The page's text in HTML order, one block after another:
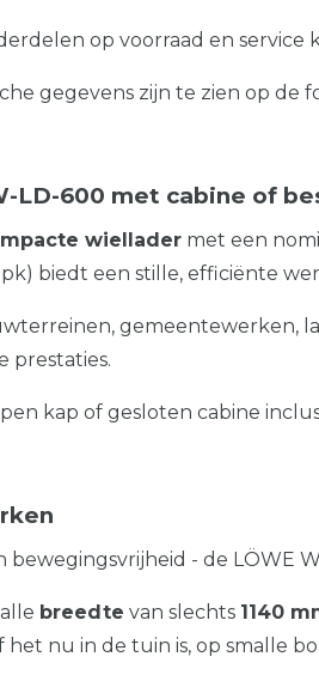
op voorraad en
gegevens zijn te zien op de
LD-600 met cabine of
wiellader met een
biedt een stille, efficiënte
gemeentewerken,
prestaties.
kap of gesloten cabine
bewegingsvrijheid - de LÖWE
breedte van slechts 1140
het nu in de tuin is, op smalle